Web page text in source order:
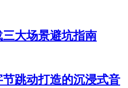
大场景避坑指南
跳动打造的沉浸式音